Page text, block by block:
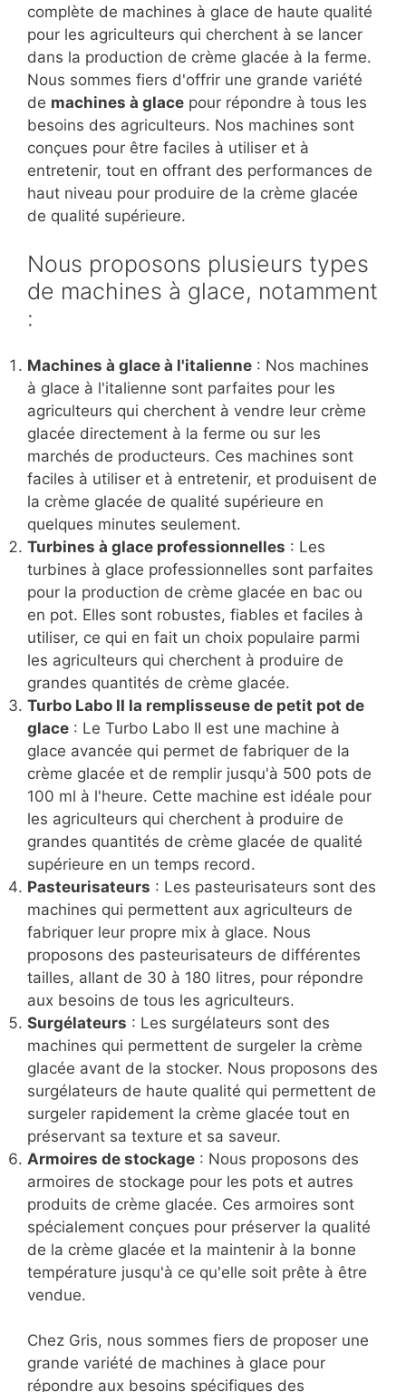
complète de machines à glace de haute qualité
pour les agriculteurs qui cherchent à se lancer
dans la production de crème glacée à la ferme.
Nous sommes fiers d'offrir une grande variété
de machines à glace pour répondre à tous les
besoins des agriculteurs. Nos machines sont
conçues pour être faciles à utiliser et à
entretenir, tout en offrant des performances de
haut niveau pour produire de la crème glacée
de qualité supérieure.
Nous proposons plusieurs types
de machines à glace, notamment
:
Machines à glace à l'italienne : Nos machines
à glace à l'italienne sont parfaites pour les
agriculteurs qui cherchent à vendre leur crème
glacée directement à la ferme ou sur les
marchés de producteurs. Ces machines sont
faciles à utiliser et à entretenir, et produisent de
la crème glacée de qualité supérieure en
quelques minutes seulement.
Turbines à glace professionnelles : Les
turbines à glace professionnelles sont parfaites
pour la production de crème glacée en bac ou
en pot. Elles sont robustes, fiables et faciles à
utiliser, ce qui en fait un choix populaire parmi
les agriculteurs qui cherchent à produire de
grandes quantités de crème glacée.
Turbo Labo II la remplisseuse de petit pot de
glace : Le Turbo Labo II est une machine à
glace avancée qui permet de fabriquer de la
crème glacée et de remplir jusqu'à 500 pots de
100 ml à l'heure. Cette machine est idéale pour
les agriculteurs qui cherchent à produire de
grandes quantités de crème glacée de qualité
supérieure en un temps record.
Pasteurisateurs : Les pasteurisateurs sont des
machines qui permettent aux agriculteurs de
fabriquer leur propre mix à glace. Nous
proposons des pasteurisateurs de différentes
tailles, allant de 30 à 180 litres, pour répondre
aux besoins de tous les agriculteurs.
Surgélateurs : Les surgélateurs sont des
machines qui permettent de surgeler la crème
glacée avant de la stocker. Nous proposons des
surgélateurs de haute qualité qui permettent de
surgeler rapidement la crème glacée tout en
préservant sa texture et sa saveur.
Armoires de stockage : Nous proposons des
armoires de stockage pour les pots et autres
produits de crème glacée. Ces armoires sont
spécialement conçues pour préserver la qualité
de la crème glacée et la maintenir à la bonne
température jusqu'à ce qu'elle soit prête à être
vendue.
Chez Gris, nous sommes fiers de proposer une
grande variété de machines à glace pour
répondre aux besoins spécifiques des